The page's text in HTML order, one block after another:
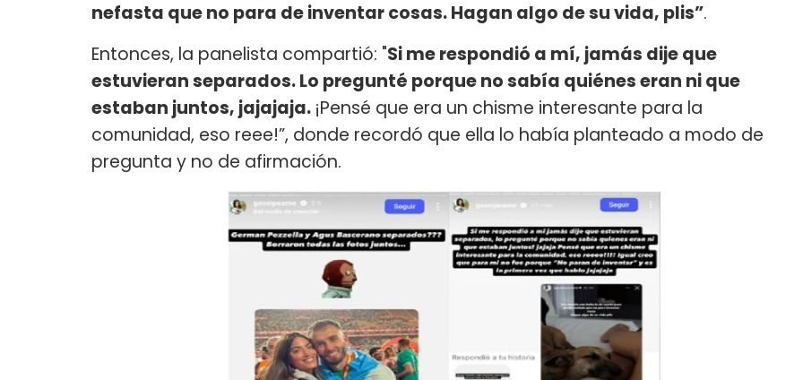
nefasta que no para de inventar cosas. Hagan algo de su vida, plis”.
Entonces, la panelista compartió: "Si me respondió a mí, jamás dije que
estuvieran separados. Lo pregunté porque no sabía quiénes eran ni que
estaban juntos, jajajaja. ¡Pensé que era un chisme interesante para la
comunidad, eso reee!”, donde recordó que ella lo había planteado a modo de
pregunta y no de afirmación.